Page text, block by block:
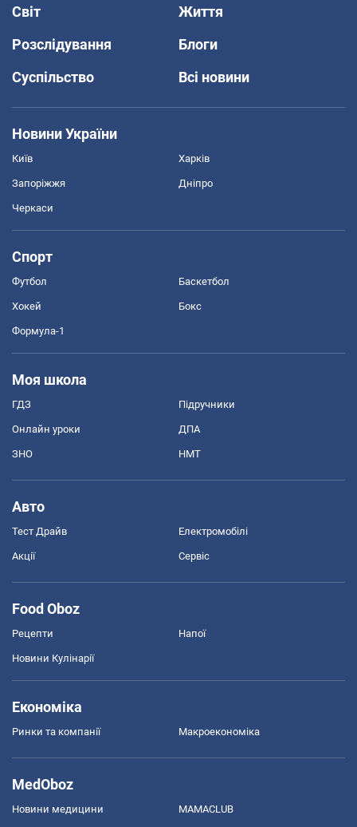
Світ
Життя
Розслідування
Блоги
Суспільство
Всі новини
Новини України
Київ Харків
Запоріжжя Дніпро
Черкаси
Спорт
Футбол Баскетбол
Хокей Бокс
Формула-1
Моя школа
ГДЗ Підручники
Онлайн уроки ДПА
ЗНО НМТ
Авто
Тест Драйв Електромобілі
Акції Сервіс
Food Oboz
Рецепти Напої
Новини Кулінарії
Економіка
Ринки та компанії Макроекономіка
MedOboz
Новини медицини MAMACLUB